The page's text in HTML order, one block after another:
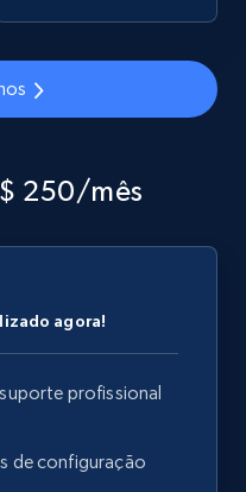
Comece agora
Model number,
Comece agora
250/mês
agora!
profissional
de configuração